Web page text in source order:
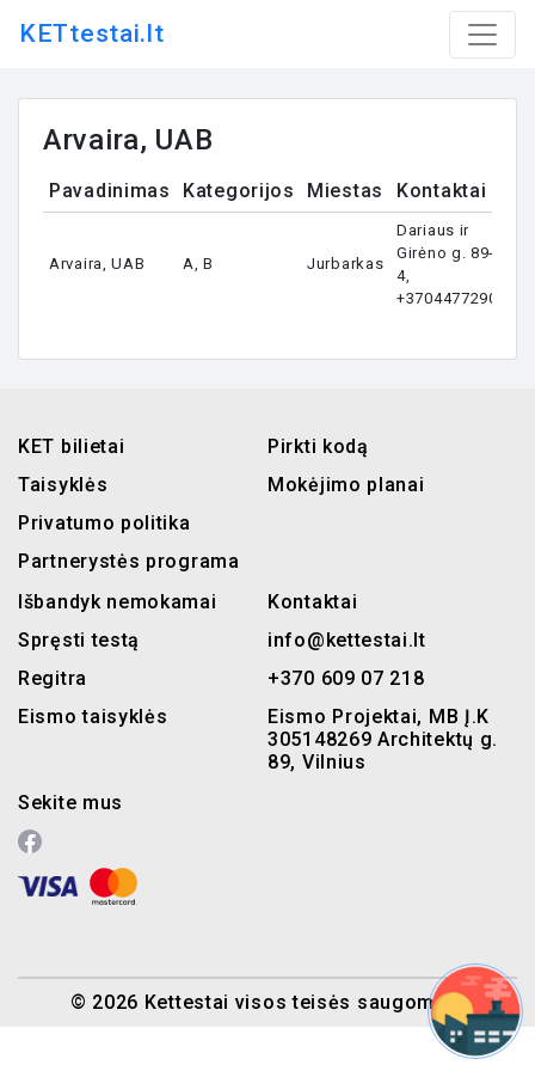
KETtestai.lt
Arvaira, UAB
Pavadinimas Kategorijos Miestas Kontaktai
Arvaira, UAB A, B Jurbarkas
Dariaus ir
Girėno g. 89-
4,
+37044772900
KET bilietai
Taisyklės
Privatumo politika
Partnerystės programa
Pirkti kodą
Mokėjimo planai
Išbandyk nemokamai
Spręsti testą
Regitra
Eismo taisyklės
Sekite mus
Kontaktai
info@kettestai.lt
+370 609 07 218
Eismo Projektai, MB Į.K
305148269 Architektų g.
89, Vilnius
© 2026 Kettestai visos teisės saugomos.